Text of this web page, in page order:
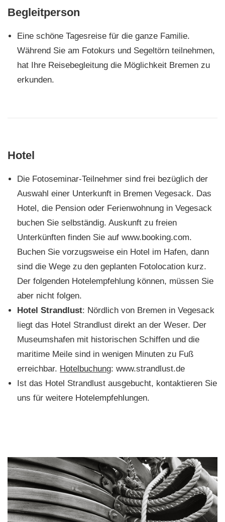
Begleitperson
Eine schöne Tagesreise für die ganze Familie.
Während Sie am Fotokurs und Segeltörn teilnehmen,
hat Ihre Reisebegleitung die Möglichkeit Bremen zu
erkunden.
Hotel
Die Fotoseminar-Teilnehmer sind frei bezüglich der
Auswahl einer Unterkunft in Bremen Vegesack. Das
Hotel, die Pension oder Ferienwohnung in Vegesack
buchen Sie selbständig. Auskunft zu freien
Unterkünften finden Sie auf www.booking.com.
Buchen Sie vorzugsweise ein Hotel im Hafen, dann
sind die Wege zu den geplanten Fotolocation kurz.
Der folgenden Hotelempfehlung können, müssen Sie
aber nicht folgen.
Hotel Strandlust: Nördlich von Bremen in Vegesack
liegt das Hotel Strandlust direkt an der Weser. Der
Museumshafen mit historischen Schiffen und die
maritime Meile sind in wenigen Minuten zu Fuß
erreichbar. Hotelbuchung: www.strandlust.de
Ist das Hotel Strandlust ausgebucht, kontaktieren Sie
uns für weitere Hotelempfehlungen.